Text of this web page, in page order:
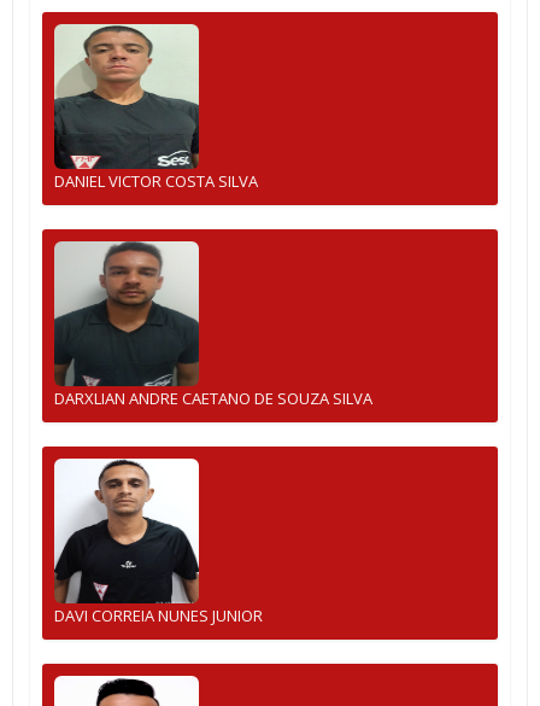
DANIEL VICTOR COSTA SILVA
DARXLIAN ANDRE CAETANO DE SOUZA SILVA
DAVI CORREIA NUNES JUNIOR